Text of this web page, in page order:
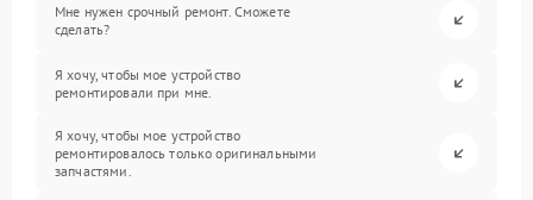
Мне нужен срочный ремонт. Сможете
сделать?
Я хочу, чтобы мое устройство
ремонтировали при мне.
Я хочу, чтобы мое устройство
ремонтировалось только оригинальными
запчастями.